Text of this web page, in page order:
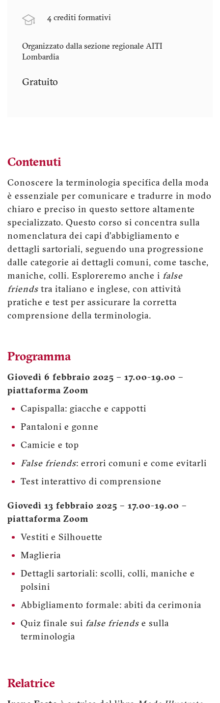
4 crediti formativi
Organizzato dalla sezione regionale AITI
Lombardia
Gratuito
Contenuti
Conoscere la terminologia specifica della moda
è essenziale per comunicare e tradurre in modo
chiaro e preciso in questo settore altamente
specializzato. Questo corso si concentra sulla
nomenclatura dei capi d'abbigliamento e
dettagli sartoriali, seguendo una progressione
dalle categorie ai dettagli comuni, come tasche,
maniche, colli. Esploreremo anche i false
friends tra italiano e inglese, con attività
pratiche e test per assicurare la corretta
comprensione della terminologia.
Programma
Giovedì 6 febbraio 2025 – 17.00-19.00 –
piattaforma Zoom
Capispalla: giacche e cappotti
Pantaloni e gonne
Camicie e top
False friends: errori comuni e come evitarli
Test interattivo di comprensione
Giovedì 13 febbraio 2025 – 17.00-19.00 –
piattaforma Zoom
Vestiti e Silhouette
Maglieria
Dettagli sartoriali: scolli, colli, maniche e
polsini
Abbigliamento formale: abiti da cerimonia
Quiz finale sui false friends e sulla
terminologia
Relatrice